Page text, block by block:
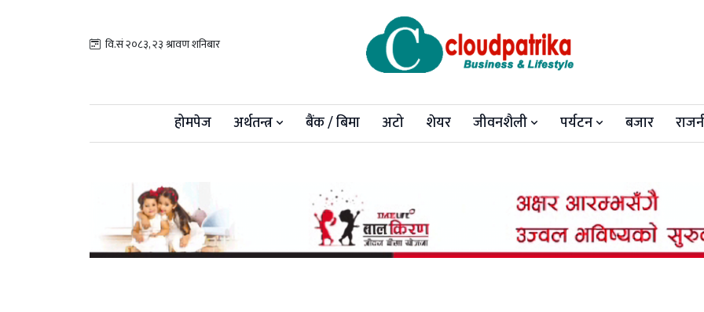
वि.सं २०८३, २३ श्रावण शनिबार
होमपेज अर्थतन्त्र बैंक / बिमा अटो शेयर जीवनशैली पर्यटन बजार